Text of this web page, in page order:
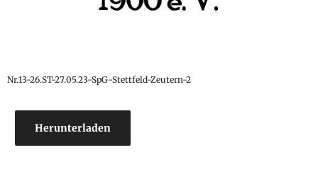
Nr.13-26.ST-27.05.23-SpG-Stettfeld-Zeutern-2
Herunterladen